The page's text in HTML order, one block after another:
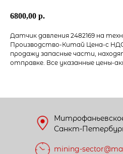
6800,00 р.
Датчик давления 2482169 на
Производство-Китай Цена-с
продажу запасные части,
отправке. Все указанные цены-
Санкт-
mining-